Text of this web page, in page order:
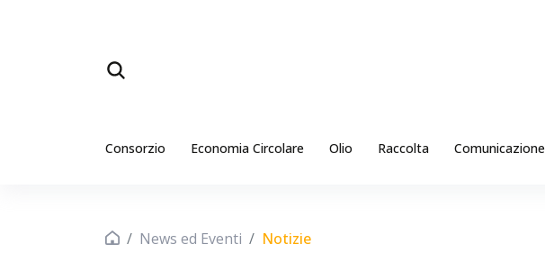
Consorzio Economia Circolare Olio Raccolta Comunicazione
News ed Eventi Notizie